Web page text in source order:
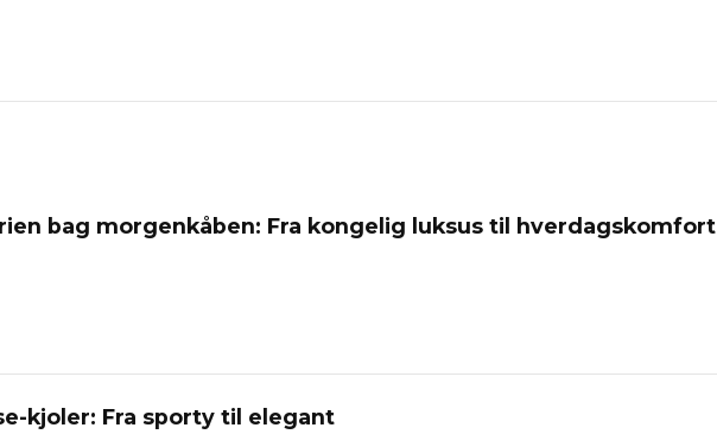
bag morgenkåben: Fra kongelig luksus til hverdagskomfort
kjoler: Fra sporty til elegant